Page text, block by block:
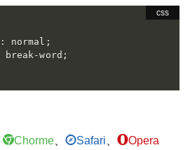
: normal ;
break-word ;
Chorme、 Safari、 Opera